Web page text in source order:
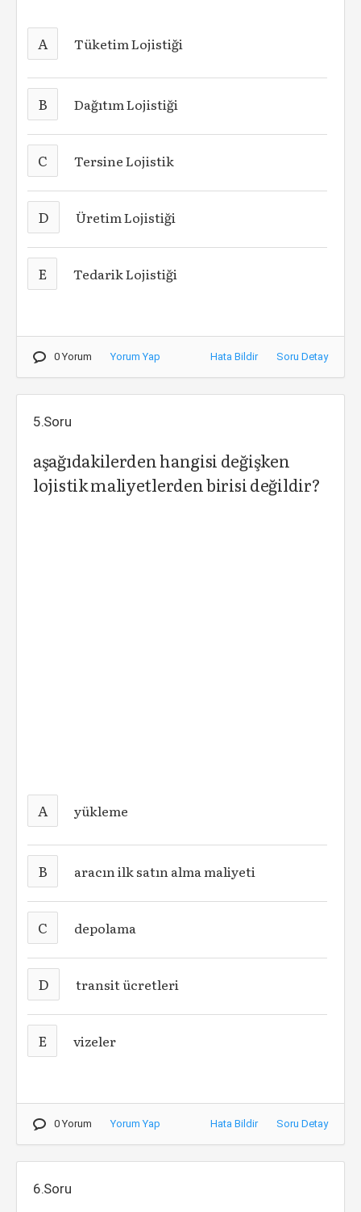
A Tüketim Lojistiği
B Dağıtım Lojistiği
C Tersine Lojistik
D Üretim Lojistiği
E Tedarik Lojistiği
0 Yorum Yorum Yap Hata Bildir Soru Detay
5.Soru
aşağıdakilerden hangisi değişken
lojistik maliyetlerden birisi değildir?
A yükleme
B aracın ilk satın alma maliyeti
C depolama
D transit ücretleri
E vizeler
0 Yorum Yorum Yap Hata Bildir Soru Detay
6.Soru